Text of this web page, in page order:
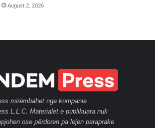
August 2, 2026
mirëmbahet nga kompania
L.L.C. Materialet e publikuara nuk
ose përdoren pa lejen paraprake